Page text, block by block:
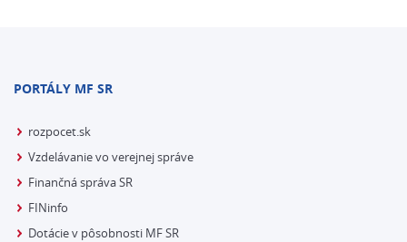
PORTÁLY MF SR
rozpocet.sk
Vzdelávanie vo verejnej správe
Finančná správa SR
FINinfo
Dotácie v pôsobnosti MF SR